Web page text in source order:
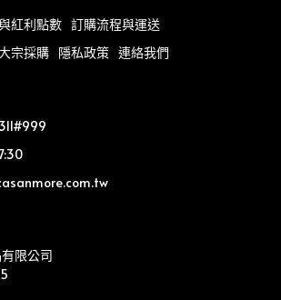
紅利點數 訂購流程與運送
宗採購 隱私政策 連絡我們
限公司